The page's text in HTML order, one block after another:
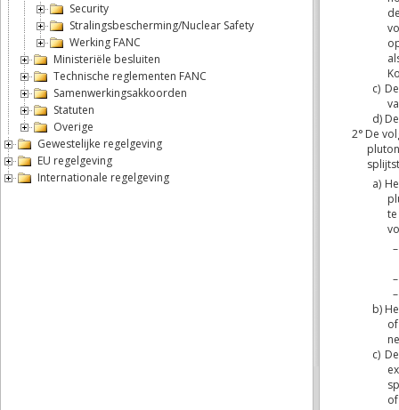
Security
Stralingsbescherming/Nuclear Safety
Werking FANC
Ministeriële besluiten
Technische reglementen FANC
Samenwerkingsakkoorden
Statuten
Overige
Gewestelijke regelgeving
EU regelgeving
Internationale regelgeving